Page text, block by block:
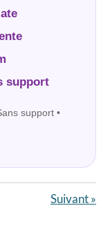
support
support •
Suivant »